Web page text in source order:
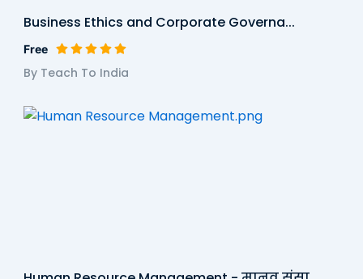
Business Ethics and Corporate Governa...
Free
By Teach To India